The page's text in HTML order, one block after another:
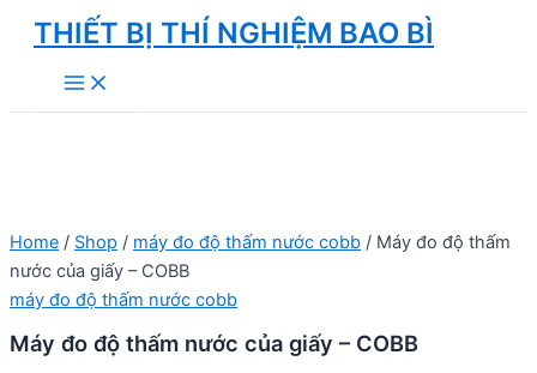
Skip
content
THIẾT BỊ THÍ NGHIỆM BAO BÌ
Main
Menu
Home / Shop / máy đo độ thấm nước cobb / Máy đo độ thấm
nước của giấy – COBB
máy đo độ thấm nước cobb
Máy đo độ thấm nước của giấy – COBB